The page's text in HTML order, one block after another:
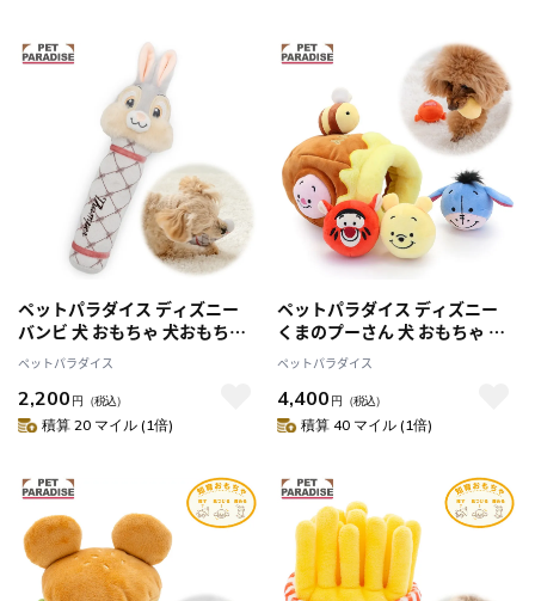
ペットパラダイス ディズニー
バンビ 犬 おもちゃ 犬おもちゃ
とんすけ ダンベルトイ 犬用お
もちゃ トイ ペット 噛む 音 鳴る
音が鳴る オモチャ ペットトイ
玩具 TOY
ペットパラダイス
2,200 円 （税込）
積算 20 マイル (1倍)
ペットパラダイス ディズニー
くまのプーさん 犬 おもちゃ 犬
おもちゃ ハニーポット トイ 犬
用おもちゃ ペット ボール 噛む
音 鳴る 音が鳴る オモチャ ペッ
トトイ 玩具 TOY かわいい おも
ペットパラダイス
4,400 円 （税込）
積算 40 マイル (1倍)